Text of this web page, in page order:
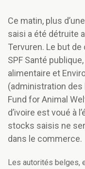
Ce matin, plus
saisi a été détruite
Tervuren. Le but
SPF Santé
alimentaire et
(administration des
Fund for Animal
d’ivoire est voué à
stocks saisis ne
dans le commerce.
Les autorités belges,